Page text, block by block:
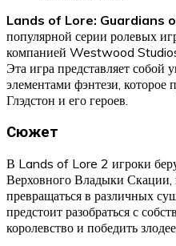
Lands of Lore: Guardians
популярной серии ролевых
компанией Westwood
Эта игра представляет собой
элементами фэнтези,
Глэдстон и его героев.
Сюжет
В Lands of Lore 2 игроки
Верховного Владыки
превращаться в различных
предстоит разобраться с
королевство и победить